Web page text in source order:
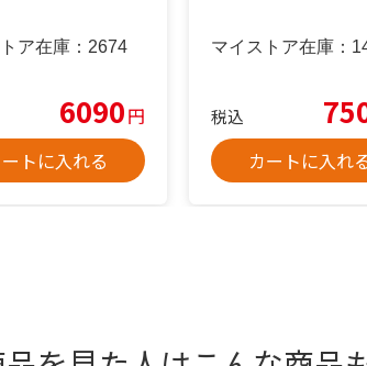
ア在庫： 2674
6090円
トに入れる
マイストア在庫：
税込
カートに入れ